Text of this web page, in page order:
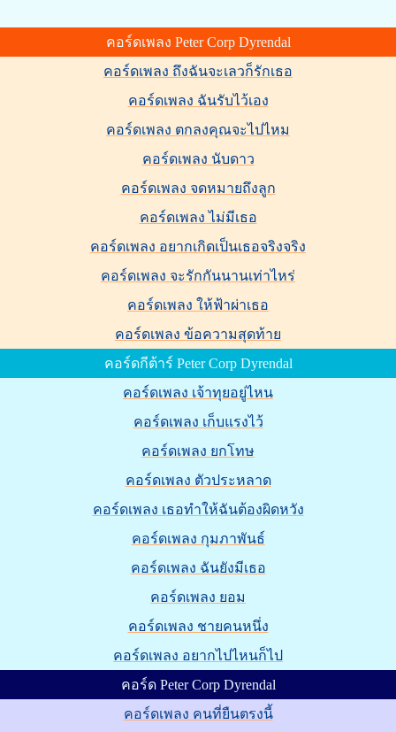
คอร์ดเพลง Peter Corp Dyrendal
คอร์ดเพลง ถึงฉันจะเลวก็รักเธอ
คอร์ดเพลง ฉันรับไว้เอง
คอร์ดเพลง ตกลงคุณจะไปไหม
คอร์ดเพลง นับดาว
คอร์ดเพลง จดหมายถึงลูก
คอร์ดเพลง ไม่มีเธอ
คอร์ดเพลง อยากเกิดเป็นเธอจริงจริง
คอร์ดเพลง จะรักกันนานเท่าไหร่
คอร์ดเพลง ให้ฟ้าผ่าเธอ
คอร์ดเพลง ข้อความสุดท้าย
คอร์ดกีต้าร์ Peter Corp Dyrendal
คอร์ดเพลง เจ้าทุยอยู่ไหน
คอร์ดเพลง เก็บแรงไว้
คอร์ดเพลง ยกโทษ
คอร์ดเพลง ตัวประหลาด
คอร์ดเพลง เธอทำให้ฉันต้องผิดหวัง
คอร์ดเพลง กุมภาพันธ์
คอร์ดเพลง ฉันยังมีเธอ
คอร์ดเพลง ยอม
คอร์ดเพลง ชายคนหนึ่ง
คอร์ดเพลง อยากไปไหนก็ไป
คอร์ด Peter Corp Dyrendal
คอร์ดเพลง คนที่ยืนตรงนี้